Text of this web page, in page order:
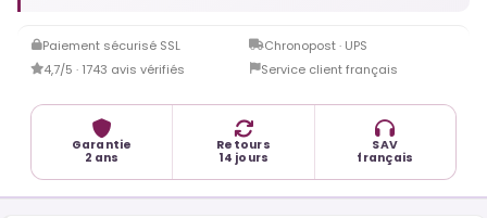
Paiement sécurisé SSL
Chronopost · UPS
4,7/5 · 1743 avis vérifiés
Service client français
Garantie
2 ans
Retours
14 jours
SAV
français